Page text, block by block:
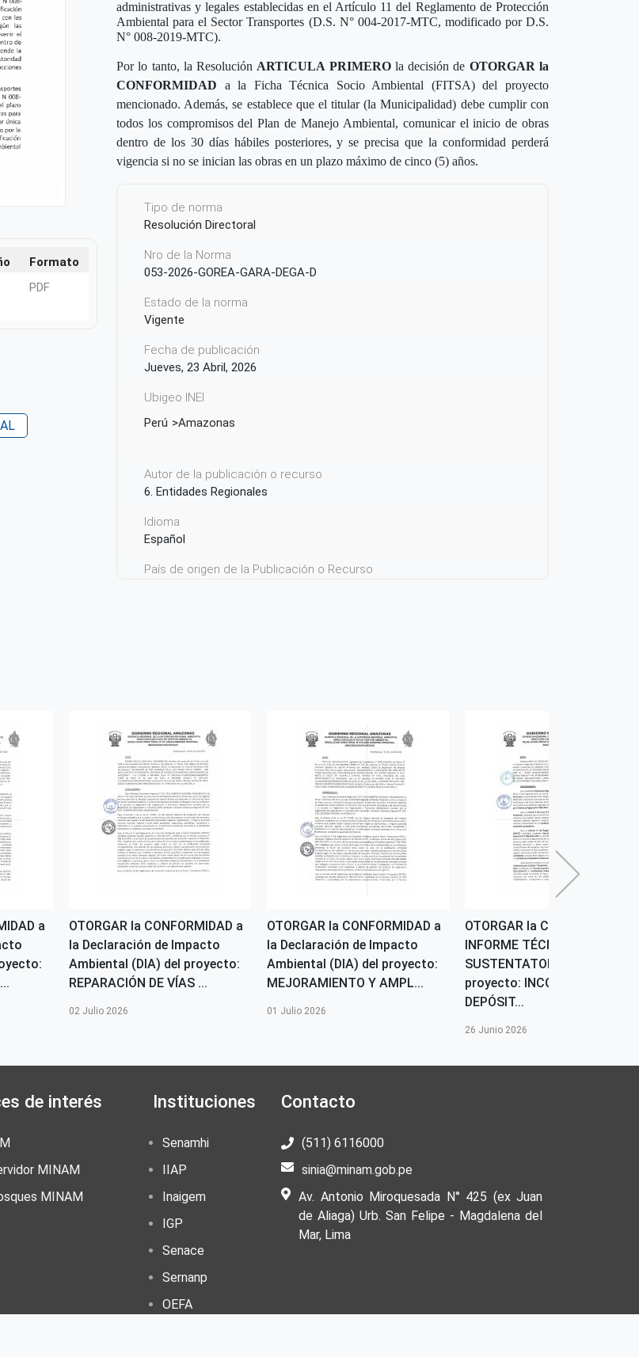
Formato
PDF
administrativas y legales establecidas en el Artículo 11 del Reglamento de Protección
Ambiental para el Sector Transportes (D.S. N° 004-2017-MTC, modificado por D.S.
N° 008-2019-MTC).
Por lo tanto, la Resolución ARTICULA PRIMEROla decisión de OTORGAR la
CONFORMIDAD a la Ficha Técnica Socio Ambiental (FITSA) del proyecto
mencionado. Además, se establece que el titular (la Municipalidad) debe cumplir con
todos los compromisos del Plan de Manejo Ambiental, comunicar el inicio de obras
dentro de los 30 días hábiles posteriores, y se precisa que la conformidad perderá
vigencia si no se inician las obras en un plazo máximo de cinco (5) años.
Tipo de norma
Resolución Directoral
Nro de la Norma
053-2026-GOREA-GARA-DEGA-D
Estado de la norma
Vigente
Fecha de publicación
Jueves, 23 Abril, 2026
Ubigeo INEI
Perú
Amazonas
Autor de la publicación o recurso
6. Entidades Regionales
Idioma
Español
País de origen de la Publicación o Recurso
a
OTORGAR la CONFORMIDAD a
la Declaración de Impacto
Ambiental (DIA) del proyecto:
REPARACIÓN DE VÍAS ...
02 Julio 2026
OTORGAR la CONFORMIDAD a
la Declaración de Impacto
Ambiental (DIA) del proyecto:
MEJORAMIENTO Y AMPL...
01 Julio 2026
OTORGAR la CONFORMIDAD
INFORME TÉCNICO
SUSTENTATORIO (ITS) del
proyecto: INCORPORACIÓN
DEPÓSIT...
26 Junio 2026
de interés
MINAM
MINAM
Instituciones
Senamhi
IIAP
Inaigem
IGP
Senace
Sernanp
OEFA
Contacto
(511) 6116000
sinia@minam.gob.pe
Av. Antonio Miroquesada N° 425 (ex Juan
de Aliaga) Urb. San Felipe - Magdalena del
Mar, Lima